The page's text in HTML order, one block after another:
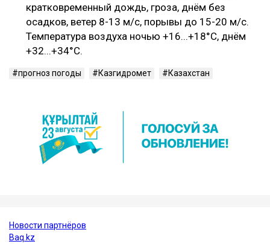
кратковременный дождь, гроза, днём без
осадков, ветер 8-13 м/с, порывы до 15-20 м/с.
Температура воздуха ночью +16...+18°C, днём
+32...+34°C.
прогноз погоды Казгидромет Казахстан